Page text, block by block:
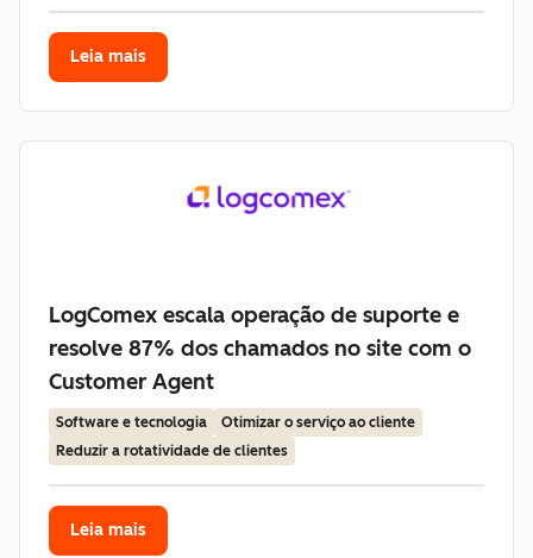
Leia mais
LogComex escala operação de suporte e
resolve 87% dos chamados no site com o
Customer Agent
Software e tecnologia
Otimizar o serviço ao cliente
Reduzir a rotatividade de clientes
Leia mais